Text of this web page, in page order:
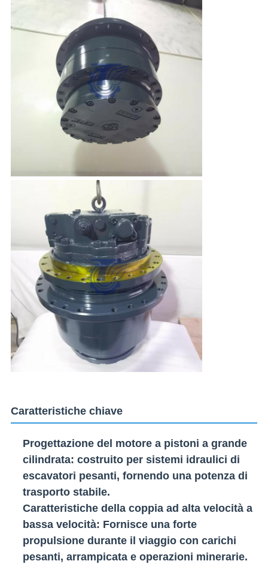
Caratteristiche chiave
Progettazione del motore a pistoni a grande
cilindrata: costruito per sistemi idraulici di
escavatori pesanti, fornendo una potenza di
trasporto stabile.
Caratteristiche della coppia ad alta velocità a
bassa velocità: Fornisce una forte
propulsione durante il viaggio con carichi
pesanti, arrampicata e operazioni minerarie.